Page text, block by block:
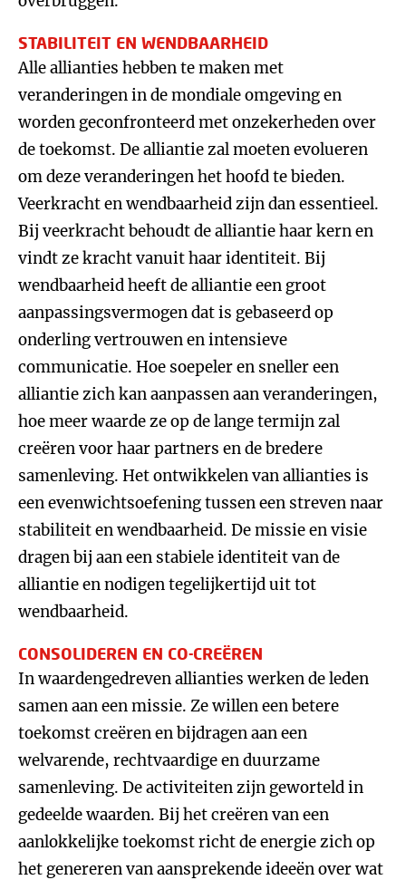
STABILITEIT EN WENDBAARHEID
Alle allianties hebben te maken met
veranderingen in de mondiale omgeving en
worden geconfronteerd met onzekerheden over
de toekomst. De alliantie zal moeten evolueren
om deze veranderingen het hoofd te bieden.
Veerkracht en wendbaarheid zijn dan essentieel.
Bij veerkracht behoudt de alliantie haar kern en
vindt ze kracht vanuit haar identiteit. Bij
wendbaarheid heeft de alliantie een groot
aanpassingsvermogen dat is gebaseerd op
onderling vertrouwen en intensieve
communicatie. Hoe soepeler en sneller een
alliantie zich kan aanpassen aan veranderingen,
hoe meer waarde ze op de lange termijn zal
creëren voor haar partners en de bredere
samenleving. Het ontwikkelen van allianties is
een evenwichtsoefening tussen een streven naar
stabiliteit en wendbaarheid. De missie en visie
dragen bij aan een stabiele identiteit van de
alliantie en nodigen tegelijkertijd uit tot
wendbaarheid.
CONSOLIDEREN EN CO-CREËREN
In waardengedreven allianties werken de leden
samen aan een missie. Ze willen een betere
toekomst creëren en bijdragen aan een
welvarende, rechtvaardige en duurzame
samenleving. De activiteiten zijn geworteld in
gedeelde waarden. Bij het creëren van een
aanlokkelijke toekomst richt de energie zich op
het genereren van aansprekende ideeën over wat